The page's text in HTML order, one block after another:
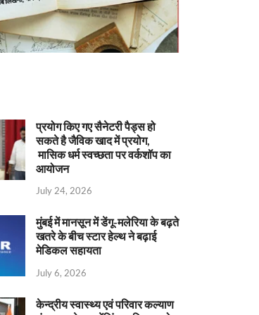
प्रयोग किए गए सैनेटरी पैड्स हो
सकते है जैविक खाद में प्रयोग,
मासिक धर्म स्वच्छता पर वर्कशॉप का
आयोजन
July 24, 2026
मुंबई में मानसून में डेंगू-मलेरिया के बढ़ते
खतरे के बीच स्टार हेल्थ ने बढ़ाई
मेडिकल सहायता
July 6, 2026
केन्‍द्रीय स्वास्थ्य एवं परिवार कल्याण